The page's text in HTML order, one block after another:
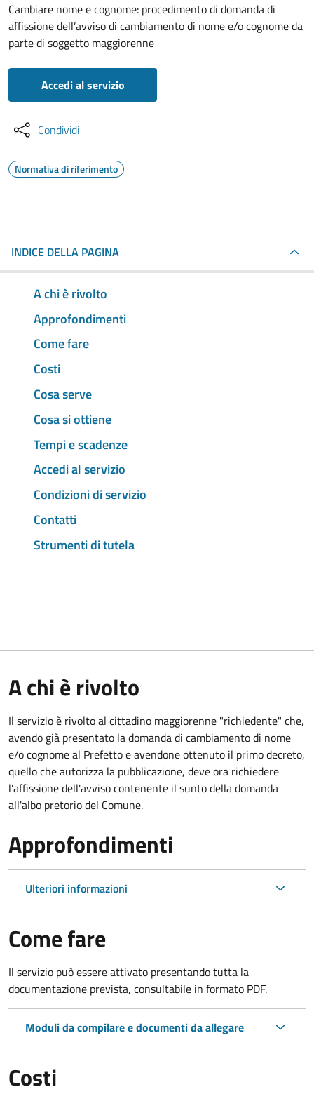
Cambiare nome e cognome: procedimento di domanda di
affissione dell’avviso di cambiamento di nome e/o cognome da
parte di soggetto maggiorenne
Accedi al servizio
Condividi
Normativa di riferimento
INDICE DELLA PAGINA
A chi è rivolto
Approfondimenti
Come fare
Costi
Cosa serve
Cosa si ottiene
Tempi e scadenze
Accedi al servizio
Condizioni di servizio
Contatti
Strumenti di tutela
A chi è rivolto
Il servizio è rivolto al cittadino maggiorenne "richiedente" che,
avendo già presentato la domanda di cambiamento di nome
e/o cognome al Prefetto e avendone ottenuto il primo decreto,
quello che autorizza la pubblicazione, deve ora richiedere
l'affissione dell'avviso contenente il sunto della domanda
all'albo pretorio del Comune.
Approfondimenti
Ulteriori informazioni
Come fare
Il servizio può essere attivato presentando tutta la
documentazione prevista, consultabile in formato PDF.
Moduli da compilare e documenti da allegare
Costi